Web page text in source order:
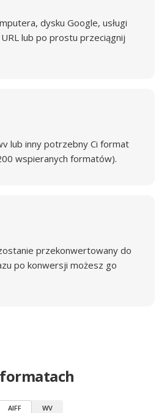
dysku Google, usługi
lub po prostu przeciągnij
lub inny potrzebny Ci format
wspieranych formatów).
przekonwertowany do
po konwersji możesz go
AIFF WV